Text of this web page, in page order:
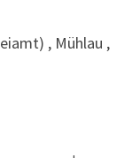
, Mühlau ,